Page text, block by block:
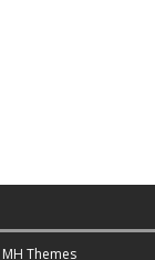
MH Themes